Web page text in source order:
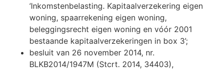
‘Inkomstenbelasting. Kapitaalverzekering eigen
woning, spaarrekening eigen woning,
beleggingsrecht eigen woning en vóór 2001
bestaande kapitaalverzekeringen in box 3’;
besluit van 26 november 2014, nr.
BLKB2014/1947M (Stcrt. 2014, 34403),